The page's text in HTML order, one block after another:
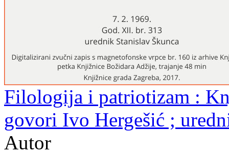
Filologija i patriotizam :
govori Ivo Hergešić ;
Autor